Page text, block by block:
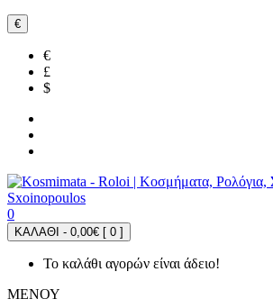
€
€
£
$
0
ΚΑΛΑΘΙ - 0,00€ [ 0 ]
Το καλάθι αγορών είναι άδειο!
ΜΕΝΟΥ